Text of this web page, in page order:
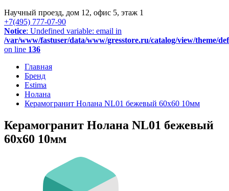
Научный проезд, дом 12, офис 5, этаж 1
+7(495) 777-07-90
Notice: Undefined variable: email in
/var/www/fastuser/data/www/gresstore.ru/catalog/view/theme/
on line 136
Главная
Бренд
Estima
Нолана
Керамогранит Нолана NL01 бежевый 60x60 10мм
Керамогранит Нолана NL01 бежевый
60x60 10мм